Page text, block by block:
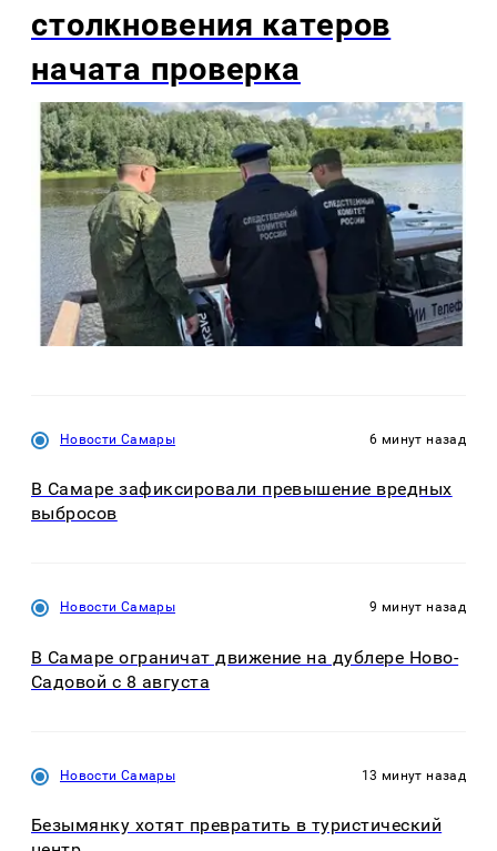
столкновения катеров
начата проверка
Новости Самары 6 минут назад
В Самаре зафиксировали превышение вредных
выбросов
Новости Самары 9 минут назад
В Самаре ограничат движение на дублере Ново-
Садовой с 8 августа
Новости Самары 13 минут назад
Безымянку хотят превратить в туристический